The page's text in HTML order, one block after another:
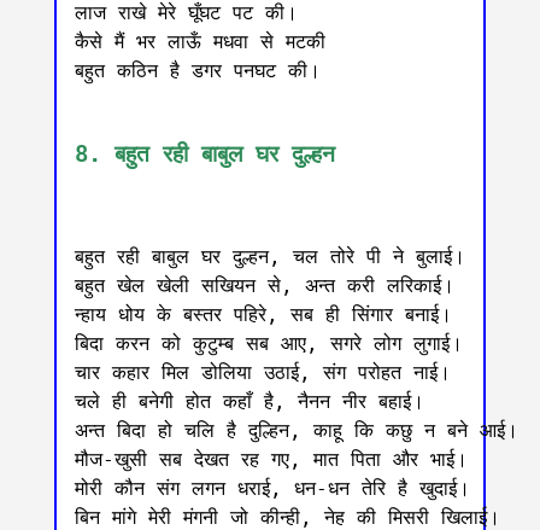
लाज राखे मेरे घूँघट पट की।
कैसे मैं भर लाऊँ मधवा से मटकी
बहुत कठिन है डगर पनघट की।
8. बहुत रही बाबुल घर दुल्हन
बहुत रही बाबुल घर दुल्हन, चल तोरे पी ने बुलाई।
बहुत खेल खेली सखियन से, अन्त करी लरिकाई।
न्हाय धोय के बस्तर पहिरे, सब ही सिंगार बनाई।
बिदा करन को कुटुम्ब सब आए, सगरे लोग लुगाई।
चार कहार मिल डोलिया उठाई, संग परोहत नाई।
चले ही बनेगी होत कहाँ है, नैनन नीर बहाई।
अन्त बिदा हो चलि है दुल्हिन, काहू कि कछु न बने आई।
मौज-खुसी सब देखत रह गए, मात पिता और भाई।
मोरी कौन संग लगन धराई, धन-धन तेरि है खुदाई।
बिन मांगे मेरी मंगनी जो कीन्ही, नेह की मिसरी खिलाई।